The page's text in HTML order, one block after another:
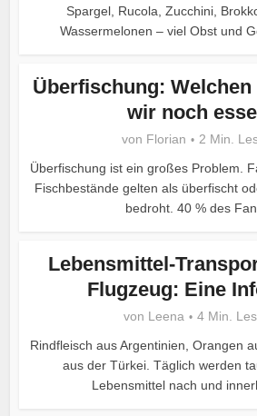
Spargel, Rucola, Zucchini,
Wassermelonen – viel Obst und
Überfischung:
wir noch
von Florian
2 Min.
Überfischung ist ein großes Problem.
Fischbestände gelten als überfischt
bedroht. 40 % des
Lebensmittel-
Flugzeug: Eine
von Leena
4 Min.
Rindfleisch aus Argentinien, Orangen
aus der Türkei. Täglich werden
Lebensmittel nach und